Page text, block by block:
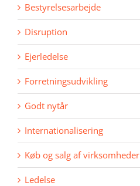
Bestyrelsesarbejde
Disruption
Ejerledelse
Forretningsudvikling
Godt nytår
Internationalisering
Køb og salg af virksomheder
Ledelse